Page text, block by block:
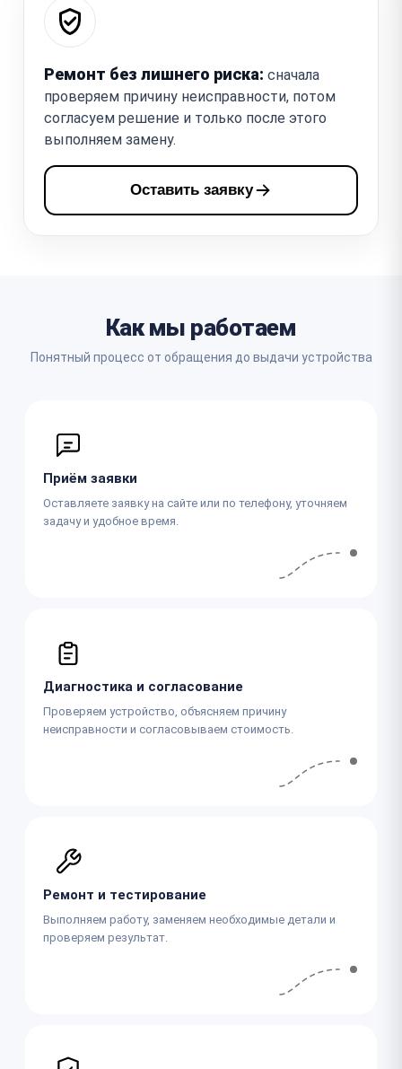
Ремонт без лишнего риска: сначала
проверяем причину неисправности, потом
согласуем решение и только после этого
выполняем замену.
Оставить заявку
Как мы работаем
Понятный процесс от обращения до выдачи устройства
Приём заявки
Оставляете заявку на сайте или по телефону, уточняем
задачу и удобное время.
Диагностика и согласование
Проверяем устройство, объясняем причину
неисправности и согласовываем стоимость.
Ремонт и тестирование
Выполняем работу, заменяем необходимые детали и
проверяем результат.